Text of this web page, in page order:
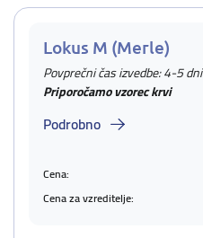
Lokus M (Merle)
Povprečni čas izvedbe: 4-5 dni
Priporočamo vzorec krvi
Podrobno
Cena:
Cena za vzreditelje: